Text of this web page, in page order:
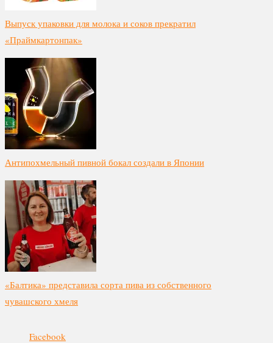
Выпуск упаковки для молока и соков прекратил
«Праймкартонпак»
Антипохмельный пивной бокал создали в Японии
«Балтика» представила сорта пива из собственного
чувашского хмеля
Facebook